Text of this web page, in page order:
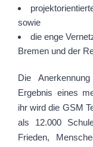
sowie
die enge
Bremen und der
Die
Ergebnis eines
ihr wird die GSM
als 12.000
Frieden,